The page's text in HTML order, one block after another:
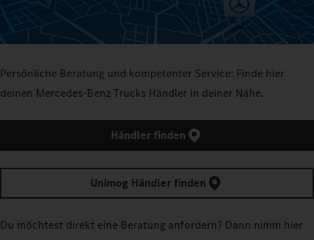
Persönliche Beratung und kompetenter Service: Finde hier
deinen Mercedes‑Benz Trucks Händler in deiner Nähe.
Händler finden
Unimog Händler finden
Du möchtest direkt eine Beratung anfordern? Dann nimm hier